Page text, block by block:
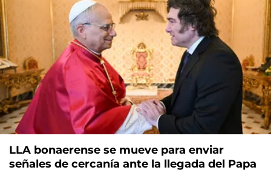
LLA bonaerense se mueve para enviar
señales de cercanía ante la llegada del Papa